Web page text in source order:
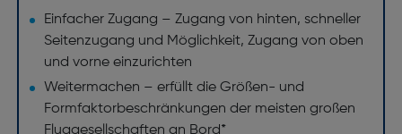
Einfacher Zugang – Zugang von hinten, schneller
Seitenzugang und Möglichkeit, Zugang von oben
und vorne einzurichten
Weitermachen – erfüllt die Größen- und
Formfaktorbeschränkungen der meisten großen
Fluggesellschaften an Bord*